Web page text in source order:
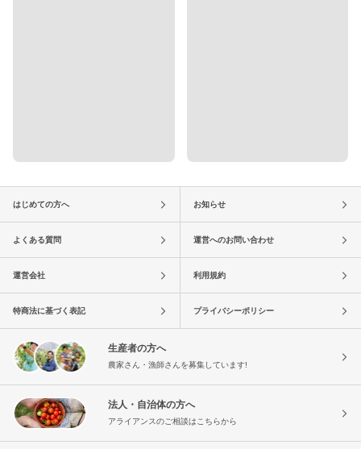
はじめての方へ お知らせ
よくある質問 運営へのお問い合わせ
運営会社 利用規約
特商法に基づく表記 プライバシーポリシー
生産者の方へ
農家さん・漁師さんを募集しています!
法人・自治体の方へ
アライアンスのご相談はこちらから